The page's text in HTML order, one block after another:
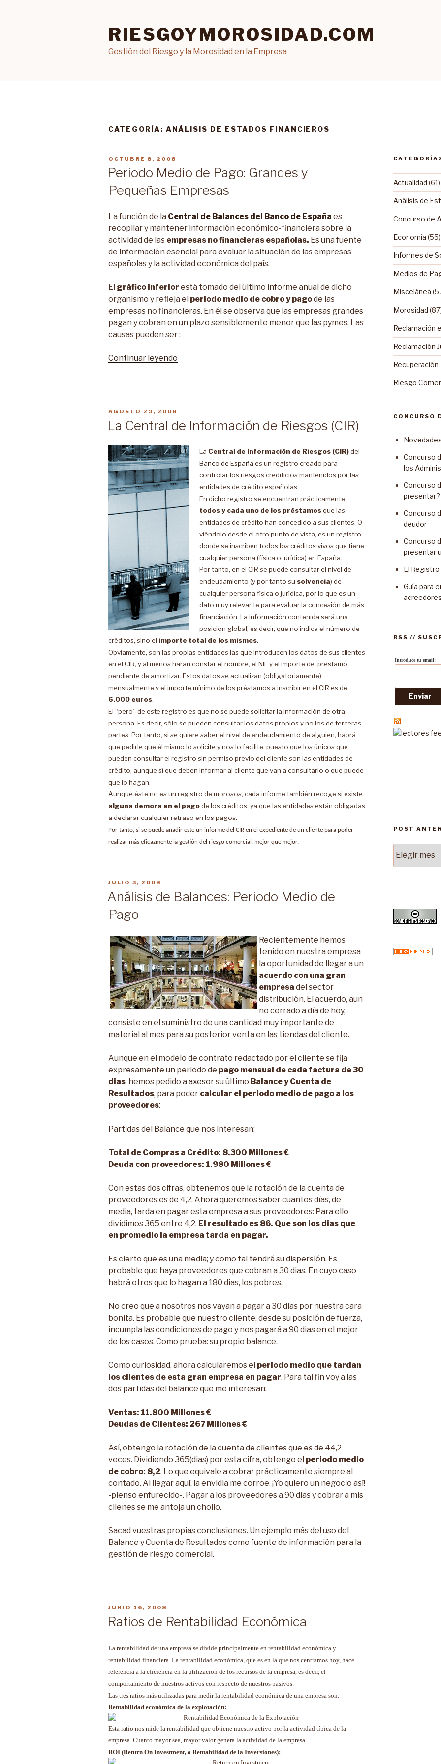
RIESGOYMOROSIDAD.COM
Gestión del Riesgo y la Morosidad en la Empresa
CATEGORÍA: ANÁLISIS DE ESTADOS FINANCIEROS
PUBLICADO
EN
OCTUBRE 8, 2008
Periodo Medio de Pago: Grandes y
Pequeñas Empresas
La función de la Central de Balances del Banco de España es
recopilar y mantener información económico-financiera sobre la
actividad de las empresas no financieras españolas. Es una fuente
de información esencial para evaluar la situación de las empresas
españolas y la actividad económica del país.
El gráfico inferior está tomado del último informe anual de dicho
organismo y refleja el periodo medio de cobro y pagode las
empresas no financieras. En él se observa que las empresas grandes
pagan y cobran en un plazo sensiblemente menor que las pymes. Las
causas pueden ser :
Continuar leyendo
Pequeñas
PUBLICADO
AGOSTO 29, 2008
La Central de Información de Riesgos (CIR)
La Central de Información de Riesgos (CIR)del
Banco de España es un registro creado para
controlar los riesgos crediticios mantenidos por las
entidades de crédito españolas.
En dicho registro se encuentran prácticamente
todos y cada uno de los préstamosque las
entidades de crédito han concedido a sus clientes. O
viéndolo desde el otro punto de vista, es un registro
donde se inscriben todos los créditos vivos que tiene
cualquier persona (física o jurídica) en España.
Por tanto, en el CIR se puede consultar el nivel de
endeudamiento (y por tanto su solvencia) de
cualquier persona física o jurídica, por lo que es un
dato muy relevante para evaluar la concesión de más
financiación. La información contenida será una
posición global, es decir, que no indica el número de
créditos, sino el importe total de los mismos.
Obviamente, son las propias entidades las que introducen los datos de sus clientes
en el CIR, y al menos harán constar el nombre, el NIF y el importe del préstamo
pendiente de amortizar. Estos datos se actualizan (obligatoriamente)
mensualmente y el importe mínimo de los préstamos a inscribir en el CIR es de
6.000 euros.
El “pero” de este registro es que no se puede solicitar la información de otra
persona. Es decir, sólo se pueden consultar los datos propios y no los de terceras
partes. Por tanto, si se quiere saber el nivel de endeudamiento de alguien, habrá
que pedirle que él mismo lo solicite y nos lo facilite, puesto que los únicos que
pueden consultar el registro sin permiso previo del cliente son las entidades de
crédito, aunque sí que deben informar al cliente que van a consultarlo o que puede
que lo hagan.
Aunque éste no es un registro de morosos, cada informe también recoge si existe
alguna demora en el pagode los créditos, ya que las entidades están obligadas
a declarar cualquier retraso en los pagos.
Por tanto, si se puede añadir este un informe del CIR en el expediente de un cliente para poder
realizar más eficazmente la gestión del riesgo comercial, mejor que mejor.
PUBLICADO
EN
JULIO 3, 2008
Análisis de Balances: Periodo Medio de
Pago
Recientemente hemos
tenido en nuestra empresa
la oportunidad de llegar a un
acuerdo con una gran
empresa del sector
distribución. El acuerdo, aun
no cerrado a día de hoy,
consiste en el suministro de una cantidad muy importante de
material al mes para su posterior venta en las tiendas del cliente.
Aunque en el modelo de contrato redactado por el cliente se fija
expresamente un periodo de pago mensual de cada factura de 30
dias, hemos pedido a axesorsu último Balance y Cuenta de
Resultados, para poder calcular el periodo medio de pago a los
proveedores:
Partidas del Balance que nos interesan:
Total de Compras a Crédito: 8.300 Millones €
Deuda con proveedores: 1.980 Millones €
Con estas dos cifras, obtenemos que la rotación de la cuenta de
proveedores es de 4,2. Ahora queremos saber cuantos días, de
media, tarda en pagar esta empresa a sus proveedores: Para ello
dividimos 365 entre 4,2. El resultado es 86. Que son los dias que
en promedio la empresa tarda en pagar.
Es cierto que es una media; y como tal tendrá su dispersión. Es
probable que haya proveedores que cobran a 30 dias. En cuyo caso
habrá otros que lo hagan a 180 dias, los pobres.
No creo que a nosotros nos vayan a pagar a 30 dias por nuestra cara
bonita. Es probable que nuestro cliente, desde su posición de fuerza,
incumpla las condiciones de pago y nos pagará a 90 dias en el mejor
de los casos. Como prueba: su propio balance.
Como curiosidad, ahora calcularemos el periodo medio que tardan
los clientes de esta gran empresa en pagar. Para tal fin voy a las
dos partidas del balance que me interesan:
Ventas: 11.800 Millones €
Deudas de Clientes: 267 Millones €
Así, obtengo la rotación de la cuenta de clientes que es de 44,2
veces. Dividiendo 365(dias) por esta cifra, obtengo el periodo medio
de cobro: 8,2. Lo que equivale a cobrar prácticamente siempre al
contado. Al llegar aquí, la envidia me corroe. ¡Yo quiero un negocio así!
-pienso enfurecido-. Pagar a los proveedores a 90 dias y cobrar a mis
clienes se me antoja un chollo.
Sacad vuestras propias conclusiones. Un ejemplo más del uso del
Balance y Cuenta de Resultados como fuente de información para la
gestión de riesgo comercial.
PUBLICADO
EN
JUNIO 16, 2008
Ratios de Rentabilidad Económica
La rentabilidad de una empresa se divide principalmente en rentabilidad económica y
rentabilidad financiera. La rentabilidad económica, que es en la que nos centramos hoy, hace
referencia a la eficiencia en la utilización de los recursos de la empresa, es decir, el
comportamiento de nuestros activos con respecto de nuestros pasivos.
Las tres ratios más utilizadas para medir la rentabilidad económica de una empresa son:
Rentabilidad económica de la explotación:
Esta ratio nos mide la rentabilidad que obtiene nuestro activo por la actividad típica de la
empresa. Cuanto mayor sea, mayor valor genera la actividad de la empresa.
ROI (Return On Investment, o Rentabilidad de la Inversiones):
Actualidad (61)
Análisis de
Concurso de
Economía (55)
Informes de
Medios de
Miscelánea
Morosidad (87)
Reclamación
Reclamación
Recuperación
Riesgo
CONCURSO
Concurso
los
Concurso
presentar?
Concurso
deudor
Concurso
presentar
El
Guía para
acreedores
RSS //
Introduce tu email:
POST
Anteriores